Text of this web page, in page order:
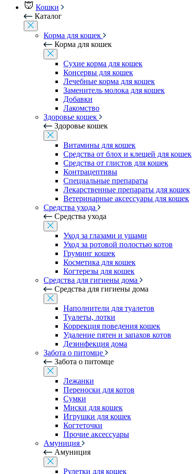
Кошки
Каталог
Корма для кошек
Корма для кошек
Сухие корма для кошек
Консервы для кошек
Лечебные корма для кошек
Заменитель молока для кошек
Добавки
Лакомство
Здоровье кошек
Здоровье кошек
Витамины для кошек
Средства от блох и клещей для кошек
Средства от глистов для кошек
Контрацептивы
Специальные препараты
Лекарственные препараты для кошек
Ветеринарные аксессуары для кошек
Средства ухода
Средства ухода
Уход за глазами и ушами
Уход за ротовой полостью котов
Груминг кошек
Косметика для кошек
Когтерезы для кошек
Средства для гигиены дома
Средства для гигиены дома
Наполнители для туалетов
Туалеты, лотки
Коррекция поведения кошек
Удаление пятен и запахов котов
Дезинфекция дома
Забота о питомце
Забота о питомце
Лежанки
Переноски для котов
Сумки
Миски для кошек
Игрушки для кошек
Когтеточки
Прочие аксессуары
Амуниция
Амуниция
Рулетки для кошек